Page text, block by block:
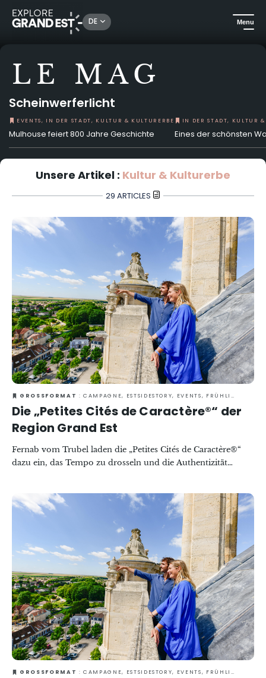
DE Menu
LE MAG
Unsere Artikel :Kultur & Kulturerbe
29 ARTICLES
GROSSFORMAT : CAMPAGNE, ESTSIDESTORY, EVENTS, FRÜHLING, GASTRONOMIE, KULTUR & KULTURERBE, RUND UM DEN WEIN
Die „Petites Cités de Caractère®“ der
Region Grand Est
Fernab vom Trubel laden die „Petites Cités de Caractère®“
dazu ein, das Tempo zu drosseln und die Authentizität
gemütliche Plätze und lokales Handwerk prägen die
Entdeckung dieser Schätze des regionalen Kulturerbes. Von
April bis Oktober können Sie anlässlich der „Dimanches de
Caractère®“ die Türen oft wenig bekannter Orte öffnen und
sich auf Führungen mitnehmen lassen, die von Begegnungen
und lokalen Köstlichkeiten geprägt sind.
GROSSFORMAT : CAMPAGNE, ESTSIDESTORY, EVENTS, FRÜHLING, GASTRONOMIE, KULTUR & KULTURERBE, RUND UM DEN WEIN
Scheinwerferlicht
EVENTS, IN DER STADT, KULTUR & KULTURERBE
Mulhouse feiert 800 Jahre Geschichte
IN DER STADT, KULTUR
Eines der schönsten